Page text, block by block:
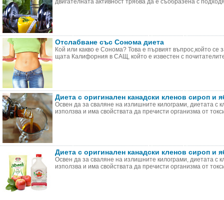
двигателната активност трябва да е съобразена с
Отслабване със Сонома диета
Кой или какво е Сонома? Това е първият въпрос,който се
щата Калифорния в САЩ, който е известен с
Диета с оригинален канадски кленов сироп и
Освен да за сваляне на излишните килограми, диетата с
използва и има свойствата да пречисти организма от
Диета с оригинален канадски кленов сироп и
Освен да за сваляне на излишните килограми, диетата с
използва и има свойствата да пречисти организма от